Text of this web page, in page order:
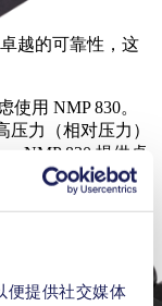
便提供社交媒体
越的可靠性，这
用 NMP 830。
压力（相对压力）
NMP 830 提供卓
所需的低脉动和安